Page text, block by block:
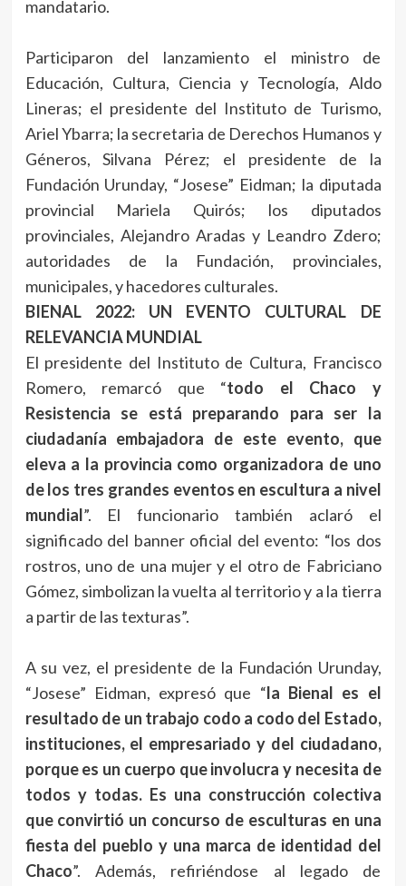
mandatario.
Participaron del lanzamiento el ministro de
Educación, Cultura, Ciencia y Tecnología, Aldo
Lineras; el presidente del Instituto de Turismo,
Ariel Ybarra; la secretaria de Derechos Humanos y
Géneros, Silvana Pérez; el presidente de la
Fundación Urunday, “Josese” Eidman; la diputada
provincial Mariela Quirós; los diputados
provinciales, Alejandro Aradas y Leandro Zdero;
autoridades de la Fundación, provinciales,
municipales, y hacedores culturales.
BIENAL 2022: UN EVENTO CULTURAL DE
RELEVANCIA MUNDIAL
El presidente del Instituto de Cultura, Francisco
Romero, remarcó que “todo el Chaco y
Resistencia se está preparando para ser la
ciudadanía embajadora de este evento, que
eleva a la provincia como organizadora de uno
de los tres grandes eventos en escultura a nivel
mundial”. El funcionario también aclaró el
significado del banner oficial del evento: “los dos
rostros, uno de una mujer y el otro de Fabriciano
Gómez, simbolizan la vuelta al territorio y a la tierra
a partir de las texturas”.
A su vez, el presidente de la Fundación Urunday,
“Josese” Eidman, expresó que “la Bienal es el
resultado de un trabajo codo a codo del Estado,
instituciones, el empresariado y del ciudadano,
porque es un cuerpo que involucra y necesita de
todos y todas. Es una construcción colectiva
que convirtió un concurso de esculturas en una
fiesta del pueblo y una marca de identidad del
Chaco”. Además, refiriéndose al legado de